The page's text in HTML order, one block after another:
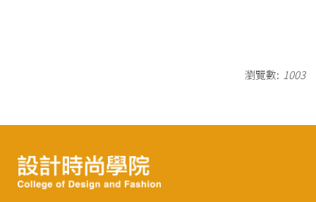
瀏覽數: 1003